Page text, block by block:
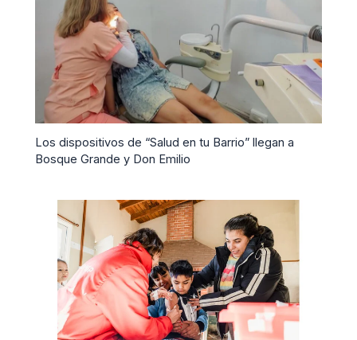
Los dispositivos de “Salud en tu Barrio” llegan a
Bosque Grande y Don Emilio